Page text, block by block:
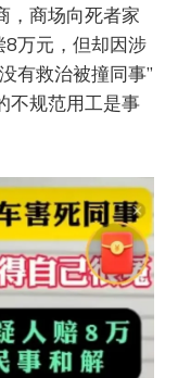
，商场向死者家
8万元，但却因涉
有救治被撞同事”
不规范用工是事